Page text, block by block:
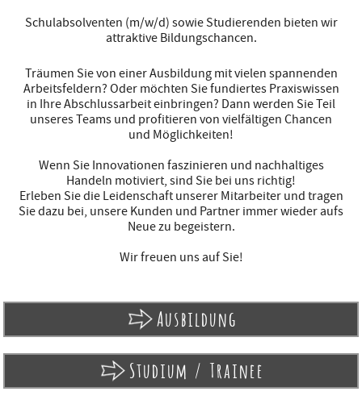
Schulabsolventen (m/w/d) sowie Studierenden bieten wir
attraktive Bildungschancen.
Träumen Sie von einer Ausbildung mit vielen spannenden
Arbeitsfeldern? Oder möchten Sie fundiertes Praxiswissen
in Ihre Abschlussarbeit einbringen? Dann werden Sie Teil
unseres Teams und profitieren von vielfältigen Chancen
und Möglichkeiten!
Wenn Sie Innovationen faszinieren und nachhaltiges
Handeln motiviert, sind Sie bei uns richtig!
Erleben Sie die Leidenschaft unserer Mitarbeiter und tragen
Sie dazu bei, unsere Kunden und Partner immer wieder aufs
Neue zu begeistern.
Wir freuen uns auf Sie!
Ausbildung
Studium / Trainee